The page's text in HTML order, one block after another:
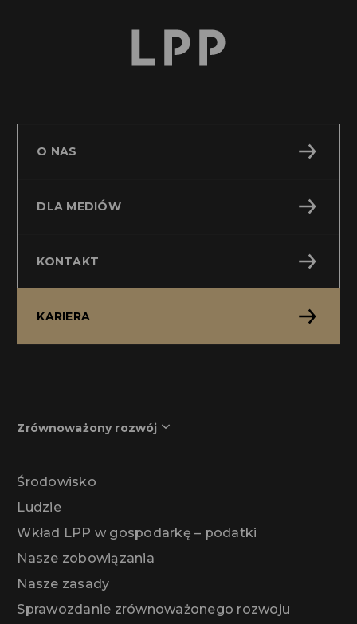
O NAS
DLA MEDIÓW
KONTAKT
KARIERA
Zrównoważony rozwój
Środowisko
Ludzie
Wkład LPP w gospodarkę – podatki
Nasze zobowiązania
Nasze zasady
Sprawozdanie zrównoważonego rozwoju